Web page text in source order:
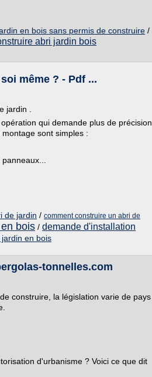
en bois sans permis de construire /
abri jardin bois
même ? - Pdf ...
jardin .
qui demande plus de précision
sont simples :
de jardin / comment construire un abri de
bois / demande d'installation
en bois
tonnelles.com
construire, la législation varie de pays
d'urbanisme ? Voici ce que dit